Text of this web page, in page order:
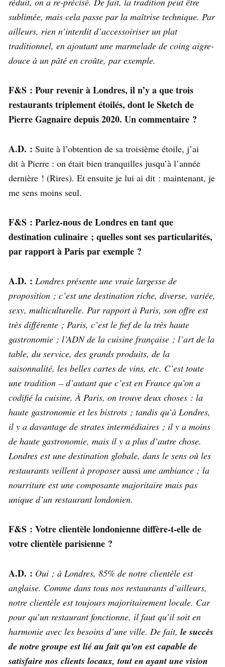
sublimée, mais cela passe par la maîtrise technique. Par
ailleurs, rien n’interdit d’accessoiriser un plat
traditionnel, en ajoutant une marmelade de coing aigre-
douce à un pâté en croûte, par exemple.
F&S : Pour revenir à Londres, il n’y a que trois
restaurants triplement étoilés, dont le Sketch de
Pierre Gagnaire depuis 2020. Un commentaire ?
A.D. : Suite à l’obtention de sa troisième étoile, j’ai
dit à Pierre : on était bien tranquilles jusqu’à l’année
dernière ! (Rires). Et ensuite je lui ai dit : maintenant, je
me sens moins seul.
F&S : Parlez-nous de Londres en tant que
destination culinaire ; quelles sont ses particularités,
par rapport à Paris par exemple ?
A.D. : Londres présente une vraie largesse de
proposition ; c’est une destination riche, diverse, variée,
sexy, multiculturelle. Par rapport à Paris, son offre est
très différente ; Paris, c’est le fief de la très haute
gastronomie ; l’ADN de la cuisine française ; l’art de la
table, du service, des grands produits, de la
saisonnalité, les belles cartes de vins, etc. C’est toute
une tradition – d’autant que c’est en France qu’on a
codifié la cuisine. À Paris, on trouve deux choses : la
haute gastronomie et les bistrots ; tandis qu’à Londres,
il y a davantage de strates intermédiaires ; il y a moins
de haute gastronomie, mais il y a plus d’autre chose.
Londres est une destination globale, dans le sens où les
restaurants veillent à proposeraussi une ambiance ; la
nourriture est une composante majoritaire mais pas
unique d’un restaurant londonien.
F&S : Votre clientèle londonienne diffère-t-elle de
votre clientèle parisienne ?
A.D. : Oui ; à Londres, 85% de notre clientèle est
anglaise. Comme dans tous nos restaurants d’ailleurs,
notre clientèle est toujours majoritairement locale. Car
pour qu’un restaurant fonctionne, il faut qu’il soit en
harmonie avec les besoins d’une ville. De fait, le succès
de notre groupe est lié au fait qu’on est capable de
satisfaire nos clients locaux, tout en ayant une vision